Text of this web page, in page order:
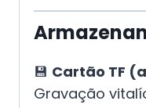
💾 Cartão TF
Gravação